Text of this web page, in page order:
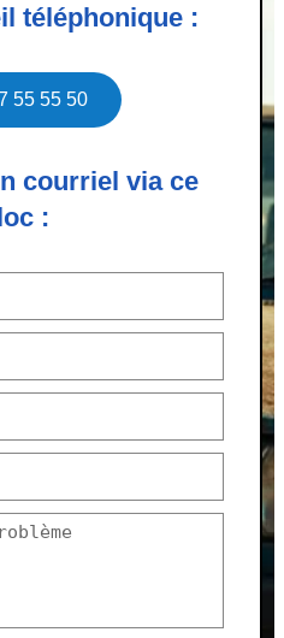
téléphonique :
55 55 50
courriel via ce
: